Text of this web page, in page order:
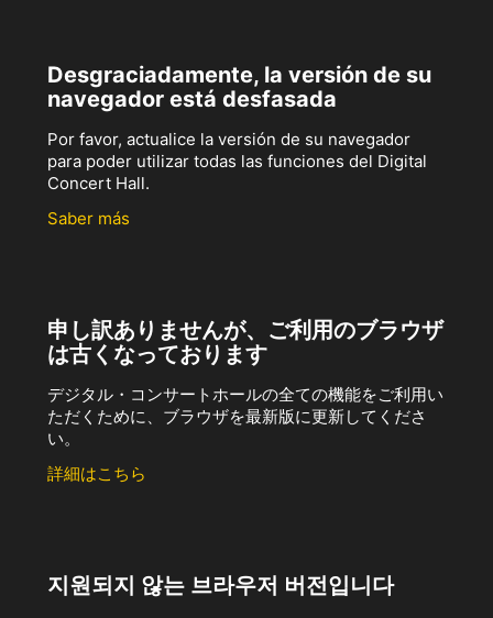
Desgraciadamente, la versión de su
navegador está desfasada
Por favor, actualice la versión de su navegador
para poder utilizar todas las funciones del Digital
Concert Hall.
Saber más
申し訳ありませんが、ご利用のブラウザ
は古くなっております
デジタル・コンサートホールの全ての機能をご利用い
ただくために、ブラウザを最新版に更新してくださ
い。
詳細はこちら
지원되지 않는 브라우저 버전입니다